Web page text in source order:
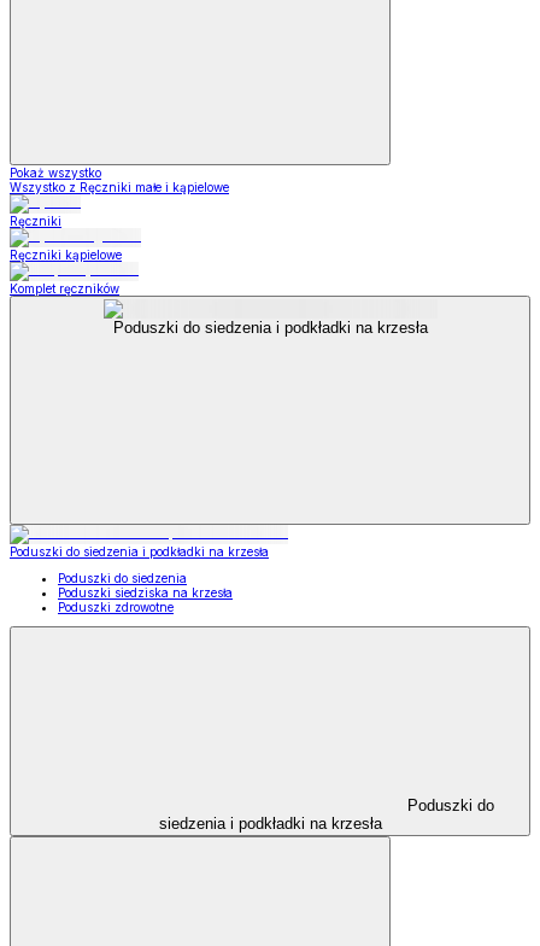
Pokaż wszystko
Wszystko z Ręczniki małe i kąpielowe
Ręczniki
Ręczniki kąpielowe
Komplet ręczników
Poduszki do siedzenia i podkładki na krzesła
Poduszki do siedzenia i podkładki na krzesła
Poduszki do siedzenia
Poduszki siedziska na krzesła
Poduszki zdrowotne
Poduszki do
siedzenia i podkładki na krzesła